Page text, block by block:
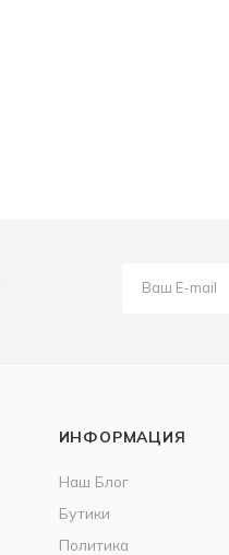
ИНФОРМАЦИЯ
Наш Блог
Бутики
Политика